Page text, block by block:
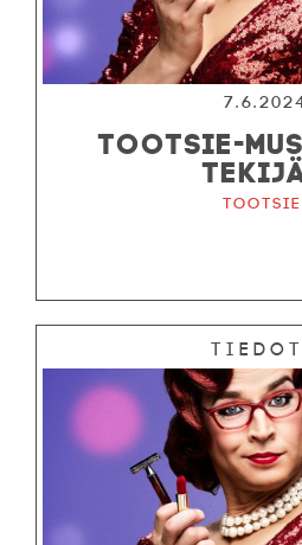
TOOTSIE-
Tootsie